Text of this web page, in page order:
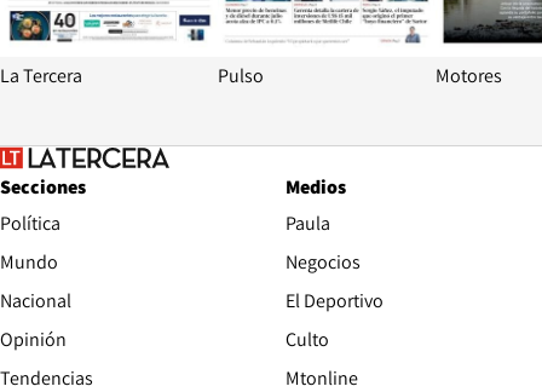
La Tercera Pulso Motores
Secciones
Política
Mundo
Nacional
Opinión
Tendencias
Medios
Paula
Negocios
El Deportivo
Culto
Mtonline